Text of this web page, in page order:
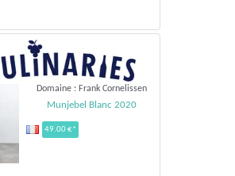
Domaine : Frank Cornelissen
Munjebel Blanc 2020
49.00 €*